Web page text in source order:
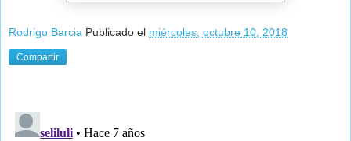
Rodrigo Barcia Publicado el miércoles, octubre 10, 2018
Compartir